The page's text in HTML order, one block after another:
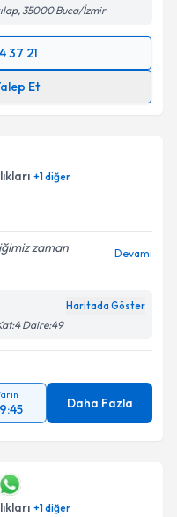
35000 Buca/İzmir
37 21
Et
e-posta ile
verilerimin belirtilen
ediyorum.
Gönder
+1diğer
zaman
Devamı
Haritada Göster
Daire:49
Daha Fazla
+1diğer